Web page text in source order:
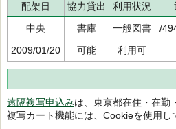
配架日
協力貸出 利用状況
中央
書庫 一般図書 /
2009/01/20
可能 利用可
遠隔複写申込みは、東京都在住・在勤
複写カート機能には、Cookieを使用